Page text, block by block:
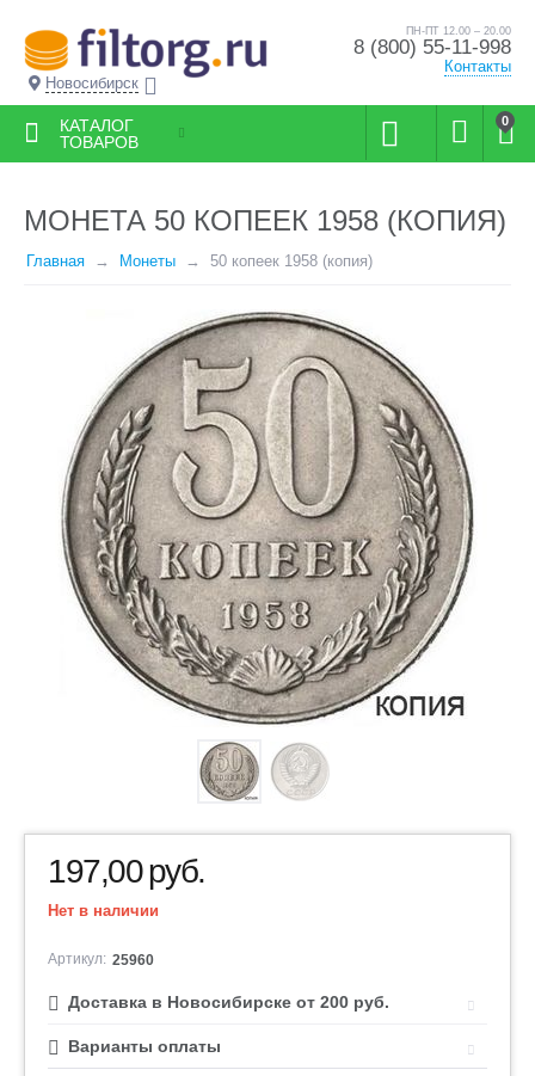
Новосибирск
ПН-ПТ 12.00 – 20.00
8 (800) 55-11-998
Контакты
0
КАТАЛОГ
ТОВАРОВ
МОНЕТА 50 КОПЕЕК 1958 (КОПИЯ)
Главная Монеты 50 копеек 1958 (копия)
197,00руб.
Нет в наличии
Артикул: 25960
Доставка в Новосибирске от 200 руб.
Варианты оплаты